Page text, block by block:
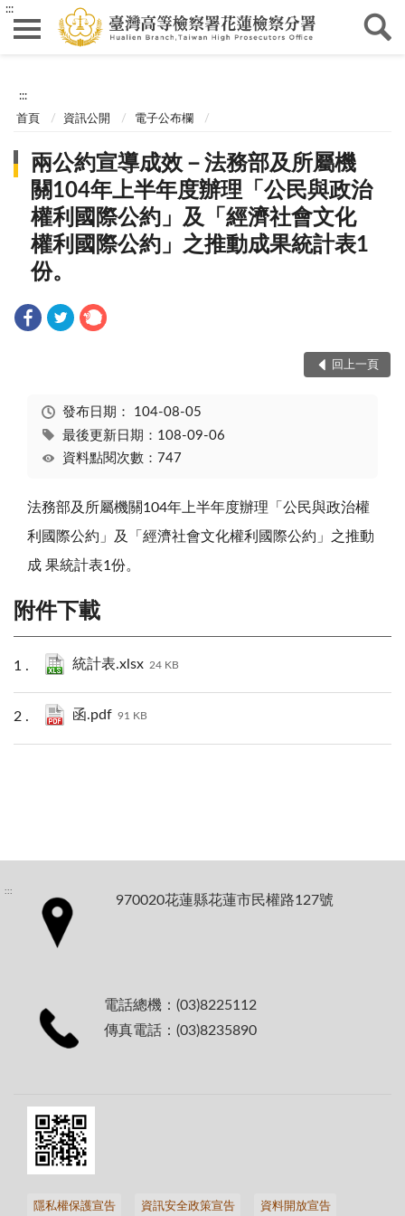
:::
:::
首頁 資訊公開 電子公布欄
兩公約宣導成效－法務部及所屬機
關104年上半年度辦理「公民與政治
權利國際公約」及「經濟社會文化
權利國際公約」之推動成果統計表1
份。
回上一頁
發布日期： 104-08-05
最後更新日期：108-09-06
資料點閱次數：747
法務部及所屬機關104年上半年度辦理「公民與政治權
利國際公約」及「經濟社會文化權利國際公約」之推動
成 果統計表1份。
附件下載
統計表.xlsx 24 KB
函.pdf 91 KB
:::
970020花蓮縣花蓮市民權路127號
電話總機：(03)8225112
傳真電話：(03)8235890
隱私權保護宣告 資訊安全政策宣告 資料開放宣告